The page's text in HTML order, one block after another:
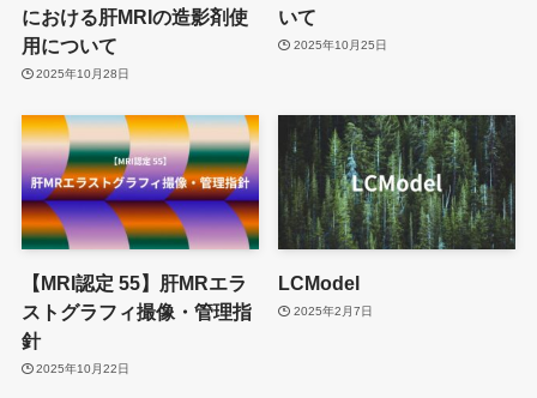
における肝MRIの造影剤使
用について
2025年10月28日
いて
2025年10月25日
【MRI認定 55】肝MRエラ
ストグラフィ撮像・管理指
針
2025年10月22日
LCModel
2025年2月7日